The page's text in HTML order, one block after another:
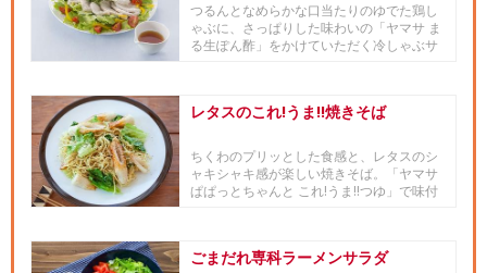
つるんとなめらかな口当たりのゆでた鶏し
ゃぶに、さっぱりした味わいの「ヤマサ ま
る生ぽん酢」をかけていただく冷しゃぶサ
レタスのこれ!うま!!焼きそば
ちくわのプリッとした食感と、レタスのシ
ャキシャキ感が楽しい焼きそば。「ヤマサ
ぱぱっとちゃんと これ!うま!!つゆ」で味付
ごまだれ専科ラーメンサラダ